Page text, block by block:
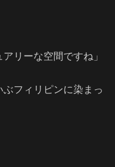
リーな空間ですね」
フィリピンに染まっ